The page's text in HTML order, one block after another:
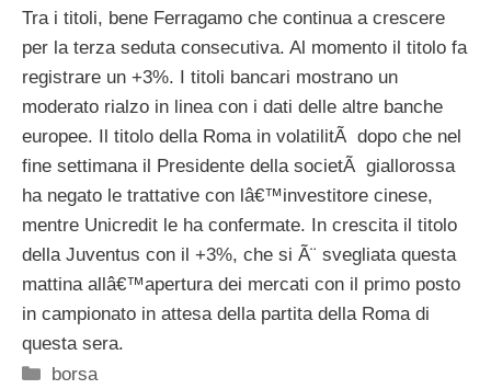
Tra i titoli, bene Ferragamo che continua a crescere
per la terza seduta consecutiva. Al momento il titolo fa
registrare un +3%. I titoli bancari mostrano un
moderato rialzo in linea con i dati delle altre banche
europee. Il titolo della Roma in volatilitÃ dopo che nel
fine settimana il Presidente della societÃ giallorossa
ha negato le trattative con lâ€™investitore cinese,
mentre Unicredit le ha confermate. In crescita il titolo
della Juventus con il +3%, che si Ã¨ svegliata questa
mattina allâ€™apertura dei mercati con il primo posto
in campionato in attesa della partita della Roma di
questa sera.
Categorie
borsa